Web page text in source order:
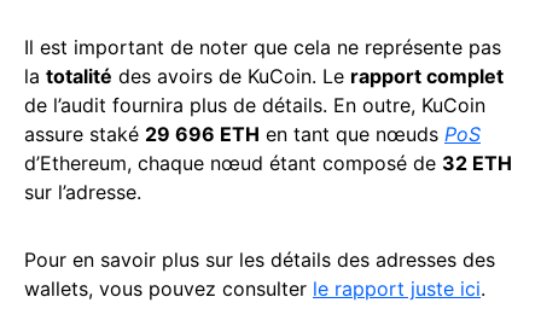
Il est important de noter que cela ne représente pas
la totalité des avoirs de KuCoin. Le rapport complet
de l’audit fournira plus de détails. En outre, KuCoin
assure staké 29 696 ETH en tant que nœuds PoS
d’Ethereum, chaque nœud étant composé de 32 ETH
sur l’adresse.
Pour en savoir plus sur les détails des adresses des
wallets, vous pouvez consulter le rapport juste ici.